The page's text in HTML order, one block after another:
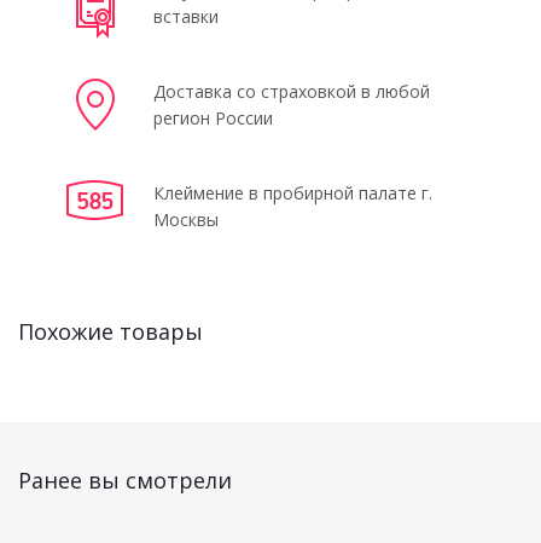
вставки
Доставка со страховкой в любой
регион России
Клеймение в пробирной палате г.
Москвы
Похожие товары
Ранее вы смотрели